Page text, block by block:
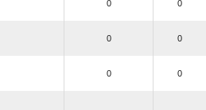
0 0
0 0
0 0